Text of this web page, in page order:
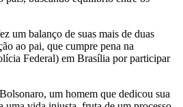
um balanço de suas mais de duas
ao pai, que cumpre pena na
Federal) em Brasília por participar
um homem que dedicou sua